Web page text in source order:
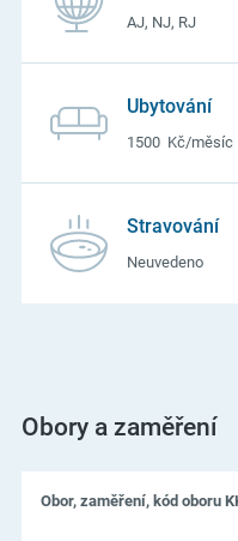
AJ, NJ, RJ
Ubytování
1500 Kč/měsíc
Stravování
Neuvedeno
Obory a zaměření
Obor, zaměření, kód oboru